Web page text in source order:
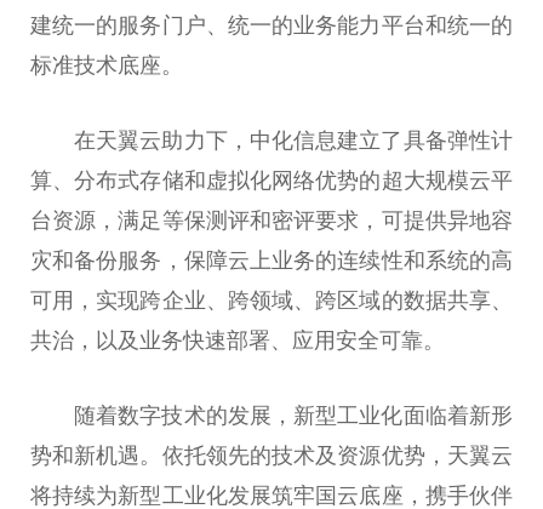
建统一的服务门户、统一的业务能力平台和统一的
标准技术底座。
在天翼云助力下，中化信息建立了具备弹性计
算、分布式存储和虚拟化网络优势的超大规模云平
台资源，满足等保测评和密评要求，可提供异地容
灾和备份服务，保障云上业务的连续性和系统的高
可用，实现跨企业、跨领域、跨区域的数据共享、
共治，以及业务快速部署、应用安全可靠。
随着数字技术的发展，新型工业化面临着新形
势和新机遇。依托领先的技术及资源优势，天翼云
将持续为新型工业化发展筑牢国云底座，携手伙伴